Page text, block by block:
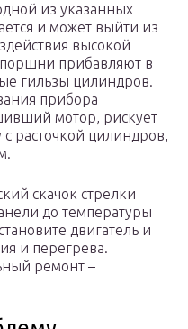
из указанных
и может выйти из
высокой
прибавляют в
гильзы цилиндров.
прибора
мотор, рискует
расточкой цилиндров,
скачок стрелки
до температуры
двигатель и
и перегрева.
ремонт –